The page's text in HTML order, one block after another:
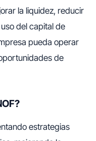
la liquidez, reducir
del capital de
pueda operar
de
estrategias